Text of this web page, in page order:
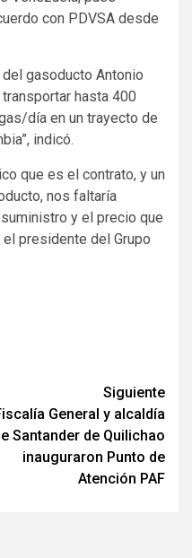
con PDVSA desde
gasoducto Antonio
hasta 400
día en un trayecto de
indicó.
que es el contrato, y un
nos faltaría
y el precio que
presidente del Grupo
Siguiente
General y alcaldía
Santander de Quilichao
inauguraron Punto de
Atención PAF